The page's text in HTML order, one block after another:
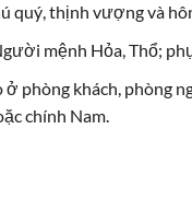
quý, thịnh vượng và
mệnh Hỏa, Thổ;
ở phòng khách, phòng
chính Nam.